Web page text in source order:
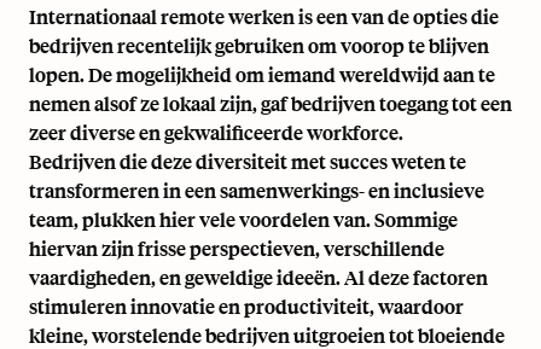
Internationaal remote werken is een van de opties die
bedrijven recentelijk gebruiken om voorop te blijven
lopen. De mogelijkheid om iemand wereldwijd aan te
nemen alsof ze lokaal zijn, gaf bedrijven toegang tot een
zeer diverse en gekwalificeerde workforce.
Bedrijven die deze diversiteit met succes weten te
transformeren in een samenwerkings- en inclusieve
team, plukken hier vele voordelen van. Sommige
hiervan zijn frisse perspectieven, verschillende
vaardigheden, en geweldige ideeën. Al deze factoren
stimuleren innovatie en productiviteit, waardoor
kleine, worstelende bedrijven uitgroeien tot bloeiende